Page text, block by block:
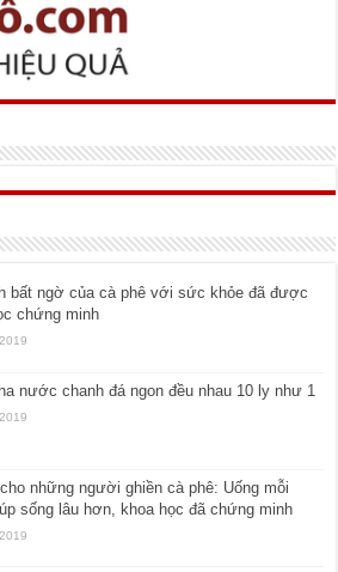
bất ngờ của cà phê với sức khỏe đã được
chứng minh
nước chanh đá ngon đều nhau 10 ly như 1
những người ghiền cà phê: Uống mỗi
sống lâu hơn, khoa học đã chứng minh